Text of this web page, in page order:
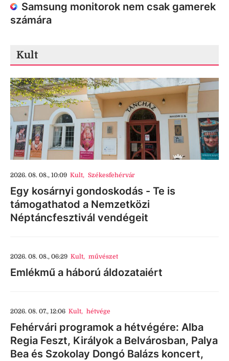
Samsung monitorok nem csak gamerek
számára
Kult
2026. 08. 08., 10:09 Kult, Székesfehérvár
Egy kosárnyi gondoskodás - Te is
támogathatod a Nemzetközi
Néptáncfesztivál vendégeit
2026. 08. 08., 06:29 Kult, művészet
Emlékmű a háború áldozataiért
2026. 08. 07., 12:06 Kult, hétvége
Fehérvári programok a hétvégére: Alba
Regia Feszt, Királyok a Belvárosban, Palya
Bea és Szokolay Dongó Balázs koncert,